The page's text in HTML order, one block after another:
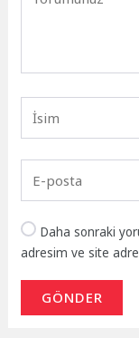
Daha sonraki
adresim ve site
GÖNDER